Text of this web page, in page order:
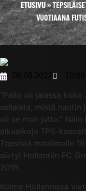
ETUSIVU»
VUOTIAANA
”Pallo oli jalassa koko
sellaista, mistä nautin
oli se mun juttu.”
alkuaikoja TPS-
Tepsistä maailmalle
siirtyi Hollantiin FC
2019.
Kolme Hollannissa